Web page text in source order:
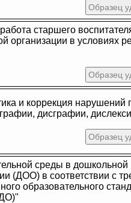
Образец
старшего
организации в условиях
Образец
и коррекция нарушений
дисграфии,
Образец
среды в дошкольной
(ДОО) в соответствии с
образовательного